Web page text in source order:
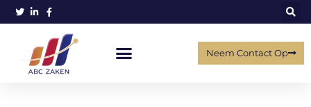
Neem Contact Op